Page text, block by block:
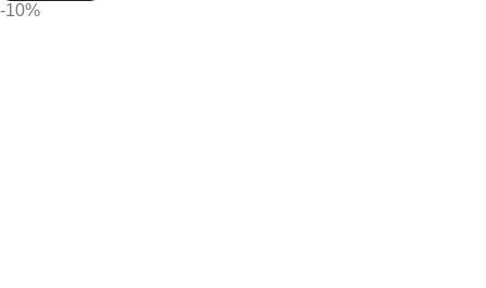
-10%